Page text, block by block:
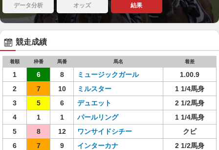
データ分析 オッズ 結果
競走成績
着順 枠番 馬番 馬名 着差
1 6 8 ミュージックガール
1.00.9
2
7 10 ミルスター
1 1/4馬身
3
5 6 デュエット
2 1/2馬身
4
1 1 パールリング
1 1/4馬身
5
8 12 ワンサイドシチー
クビ
6
7 9 インターカナ
2 1/2馬身